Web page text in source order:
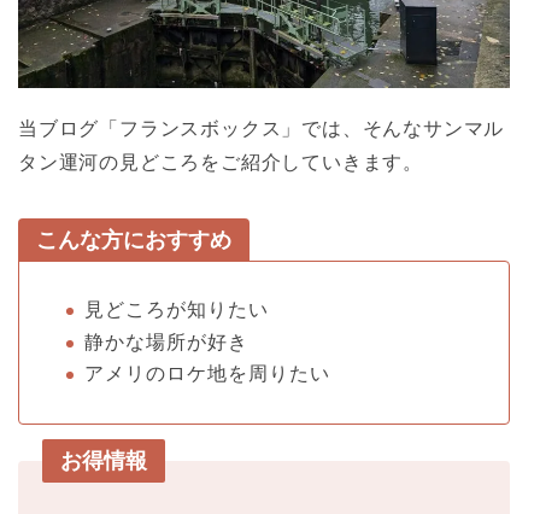
当ブログ「フランスボックス」では、そんなサンマル
タン運河の見どころをご紹介していきます。
こんな方におすすめ
見どころが知りたい
静かな場所が好き
アメリのロケ地を周りたい
お得情報